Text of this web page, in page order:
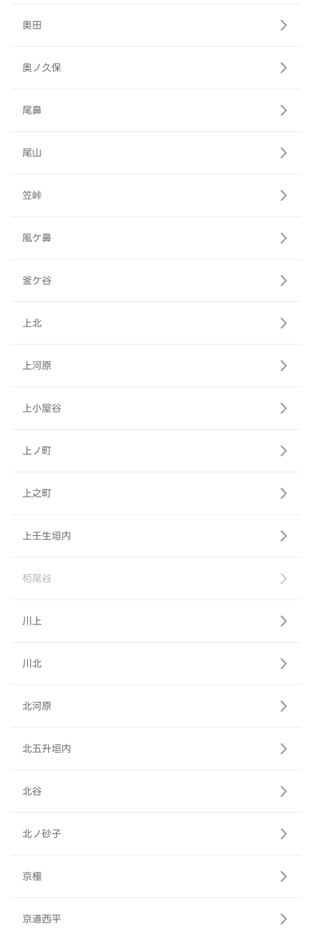
奥田
奥ノ久保
尾鼻
尾山
笠峠
風ケ鼻
釜ケ谷
上北
上河原
上小屋谷
上ノ町
上之町
上壬生垣内
栢尾谷
川上
川北
北河原
北五升垣内
北谷
北ノ砂子
京極
京道西平